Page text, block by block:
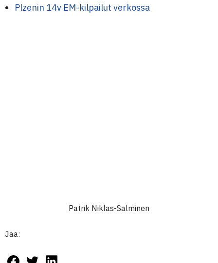
Plzenin 14v EM-kilpailut verkossa
Patrik Niklas-Salminen
Jaa: